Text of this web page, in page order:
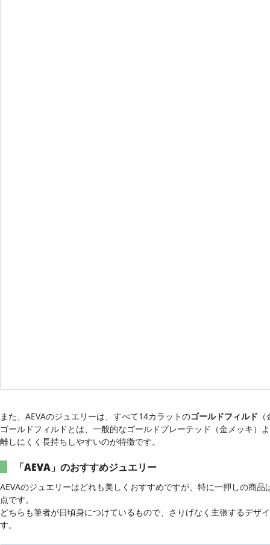
また、AEVAのジュエリーは、すべて14カラットのゴールドフィルド
ゴールドフィルドとは、一般的なゴールドプレーテッド（金メッキ）
離しにくく長持ちしやすいのが特徴です。
「AEVA」のおすすめジュエリー
AEVAのジュエリーはどれも美しくおすすめですが、特に一押しの商
点です。
どちらも筆者が日頃身につけているもので、さりげなく主張するデザ
す。